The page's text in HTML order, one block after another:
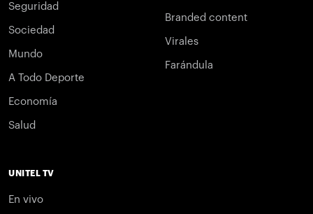
Seguridad
Sociedad
Mundo
A Todo Deporte
Economía
Salud
Branded content
Virales
Farándula
UNITEL TV
En vivo